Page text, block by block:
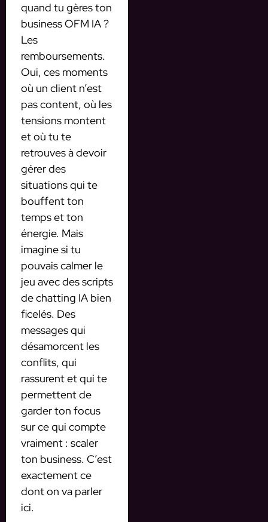
quand tu gères ton
business OFM IA ?
Les
remboursements.
Oui, ces moments
où un client n’est
pas content, où les
tensions montent
et où tu te
retrouves à devoir
gérer des
situations qui te
bouffent ton
temps et ton
énergie. Mais
imagine si tu
pouvais calmer le
jeu avec des scripts
de chatting IA bien
ficelés. Des
messages qui
désamorcent les
conflits, qui
rassurent et qui te
permettent de
garder ton focus
sur ce qui compte
vraiment : scaler
ton business. C’est
exactement ce
dont on va parler
ici.